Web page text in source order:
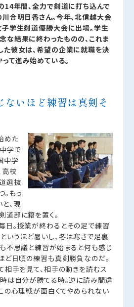
14年間、全力で剣道に打ち込んで
合明日香さん。今年、北信越大会
子学生剣道優勝大会に出場。学生
な結果に終わったものの、これま
た彼女は、希望の企業に就職を決
て進み始めている。
ないほど練習は真剣そ
めた
学で
中学
高校
選抜
もっ
、現
部に籍を置く。
日。授業が終わるとその足で練習
いうほど暑いし、冬は寒さで足裏
不思議と練習が始まると何も感じ
ど日頃の練習も真剣勝負なのだ。
相手を見て、相手の動きを読むス
は自分が勝てる時。逆に読み間違
の心理戦が面白くてやめられない